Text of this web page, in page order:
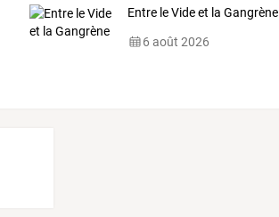
Entre le Vide et la Gangrène
6 août 2026